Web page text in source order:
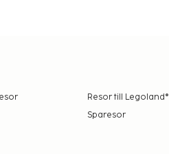
Resor till Legoland®
Sparesor